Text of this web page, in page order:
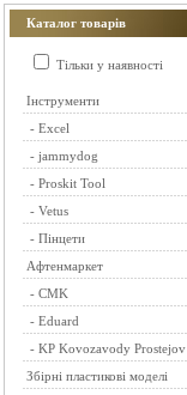
Каталог товарів
Тільки у наявності
Інструменти
- Excel
- jammydog
- Proskit Tool
- Vetus
- Пінцети
Афтенмаркет
- CMK
- Eduard
- KP Kovozavody Prostejov
Збірні пластикові моделі